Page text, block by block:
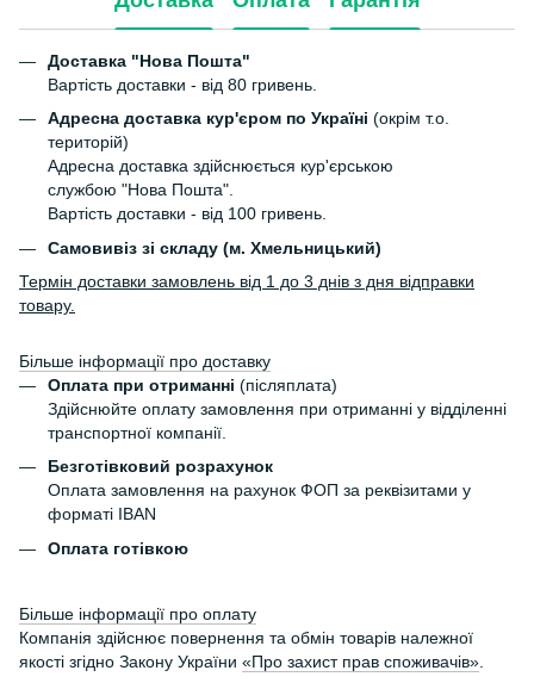
Доставка "Нова Пошта"
Вартість доставки - від 80 гривень.
Адресна доставка кур'єром по Україні (окрім т.о.
територій)
Адресна доставка здійснюється кур'єрською
службою "Нова Пошта".
Вартість доставки - від 100 гривень.
Самовивіз зі складу (м. Хмельницький)
Термін доставки замовлень від 1 до 3 днів з дня відправки
товару.
Більше інформації про доставку
Оплата при отриманні (післяплата)
Здійснюйте оплату замовлення при отриманні у відділенні
транспортної компанії.
Безготівковий розрахунок
Оплата замовлення на рахунок ФОП за реквізитами у
форматі IBAN
Оплата готівкою
Більше інформації про оплату
Компанія здійснює повернення та обмін товарів належної
якості згідно Закону України «Про захист прав споживачів».